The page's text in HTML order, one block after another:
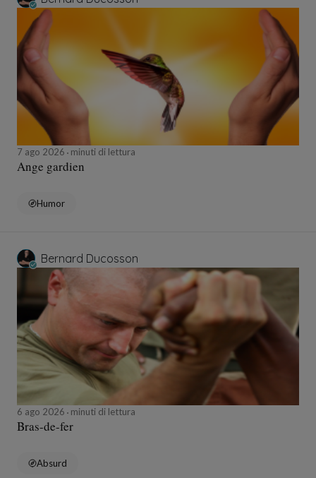
7 ago 2026 minuti di lettura
Ange gardien
Humor
Bernard Ducosson
6 ago 2026 minuti di lettura
Bras-de-fer
Absurd